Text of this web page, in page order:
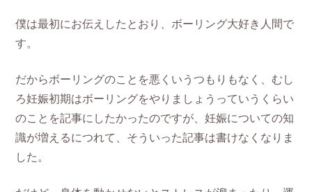
僕は最初にお伝えしたとおり、ボーリング大好き人間で
す。
だからボーリングのことを悪くいうつもりもなく、むし
ろ妊娠初期はボーリングをやりましょうっていうくらい
のことを記事にしたかったのですが、妊娠についての知
識が増えるにつれて、そういった記事は書けなくなりま
した。